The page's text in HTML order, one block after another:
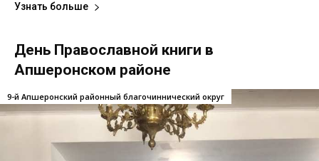
Узнать больше
День Православной книги в
Апшеронском районе
9-й Апшеронский районный благочиннический округ